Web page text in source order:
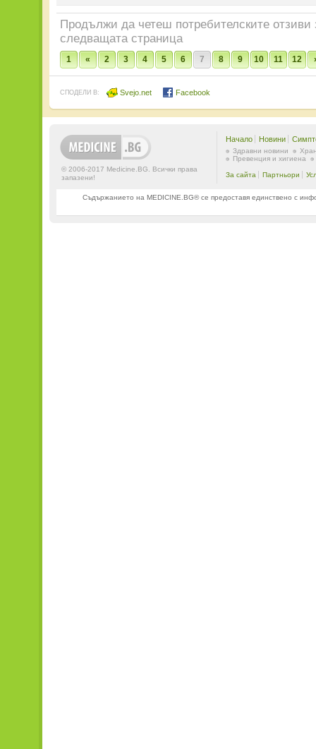
Продължи да четеш потребителските
следващата страница
1 « 2 3 4 5 6 7 8 9 10 11 12
СПОДЕЛИ В: Svejo.net Facebook
© 2006-2017 Medicine.BG. Всички права
запазени!
Начало Новини
Здравни новини
Превенция и хигиена
За сайта Партньори
Съдържанието на MEDICINE.BG® се предоставя единствено с